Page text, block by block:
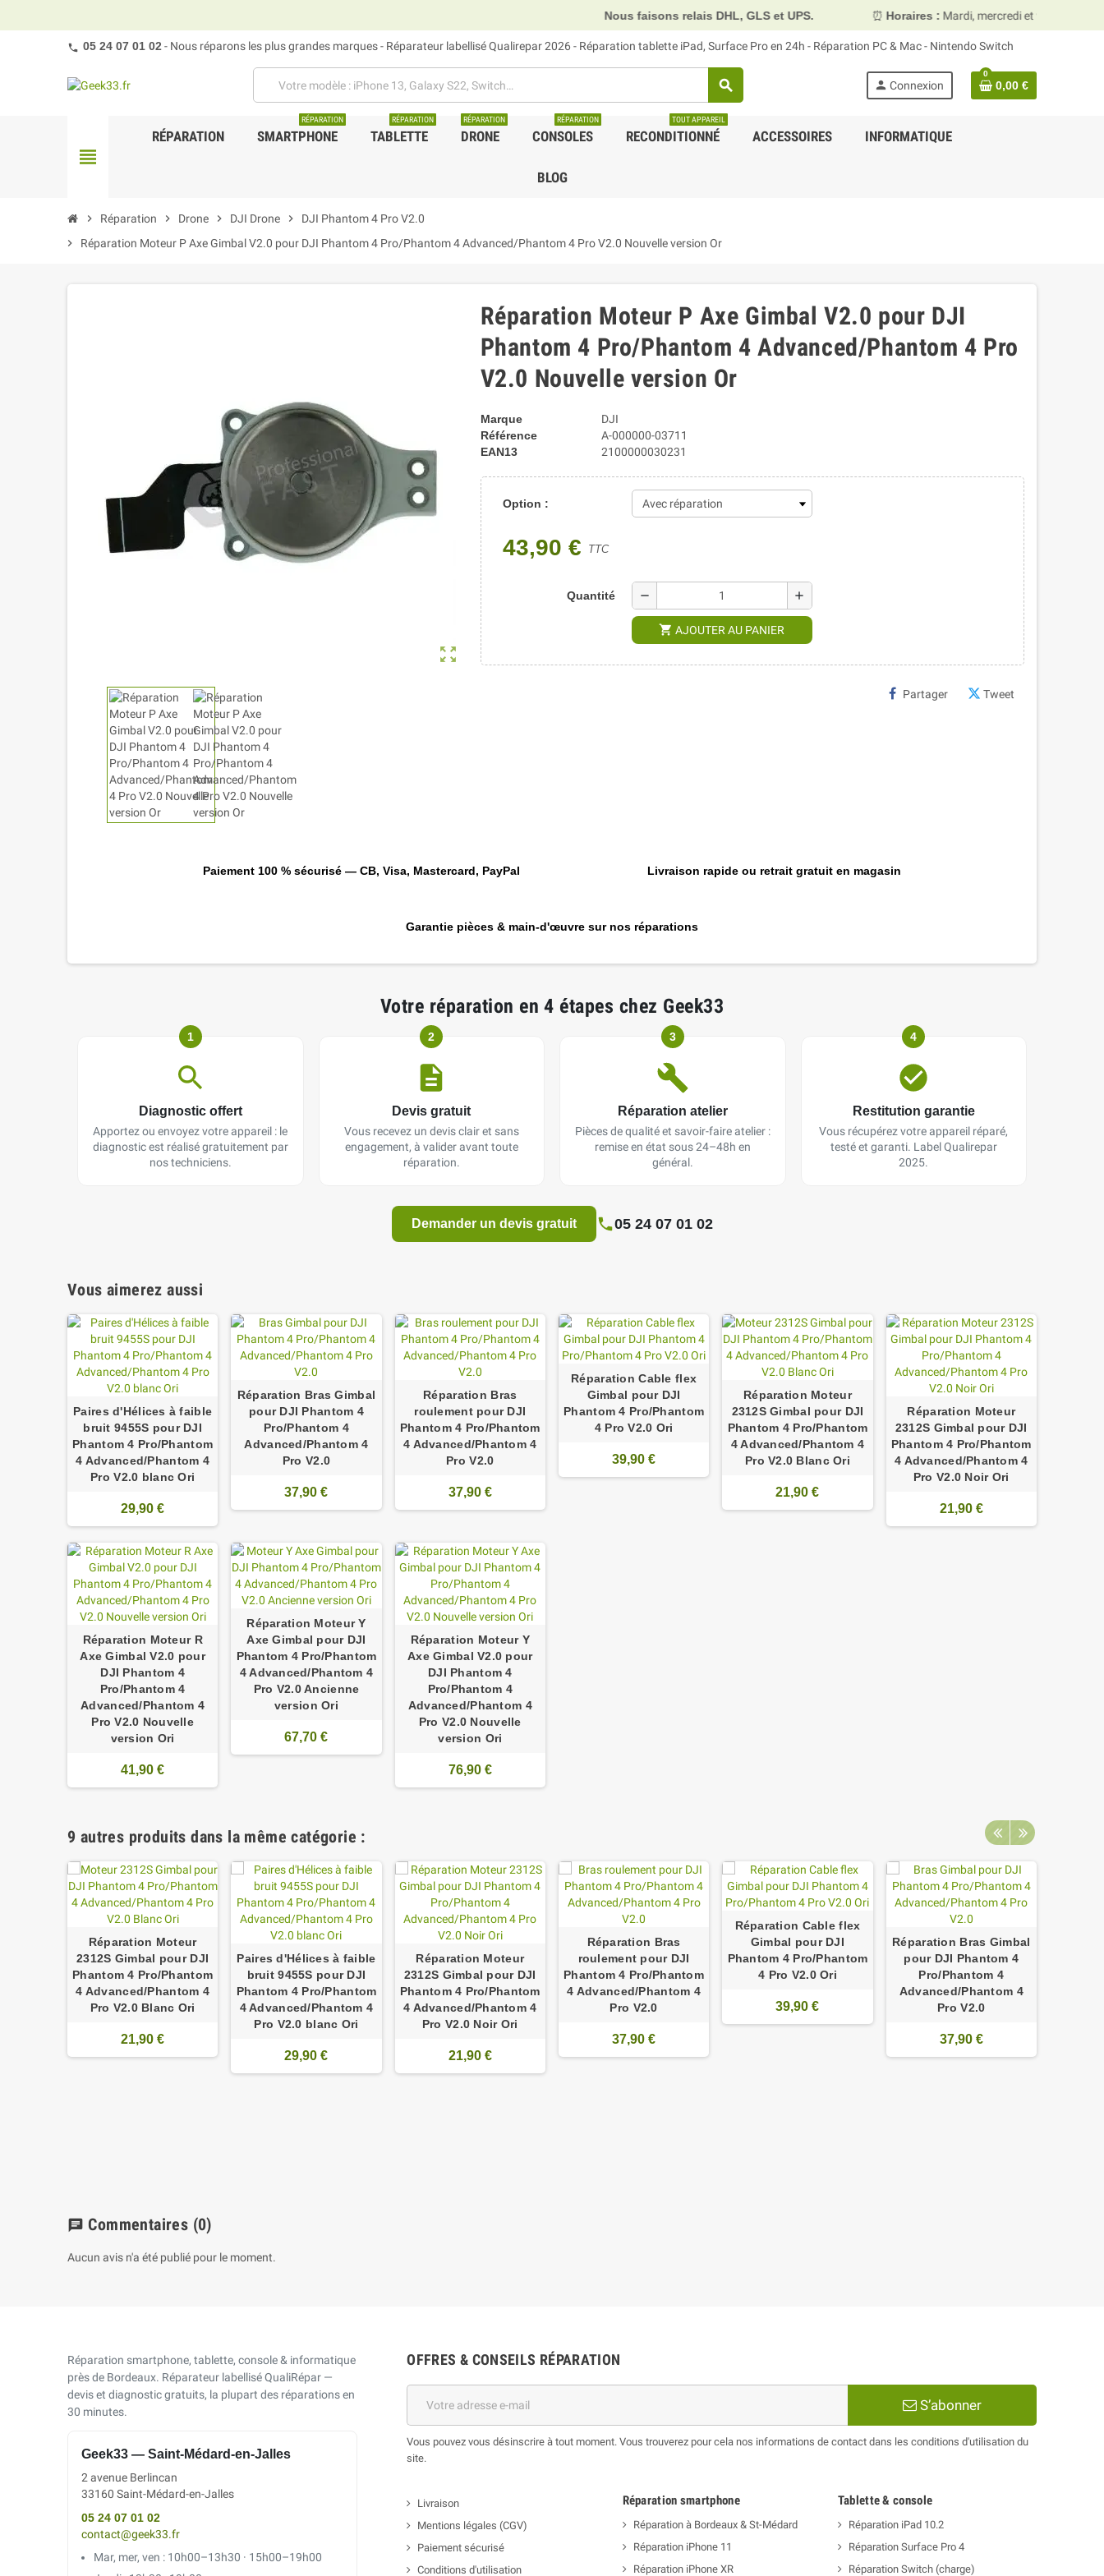
Nous faisons relais DHL, GLS et UPS. ⏰Horaires : Mardi, mercredi et vendredi 10h00–13h30 &
05 24 07 01 02- Nous réparons les plus grandes marques - Réparateur labellisé Qualirepar 2026 - Réparation tablette iPad, Surface Pro en 24h - Réparation PC & Mac - Nintendo Switch
search person Connexion
0
0,00 €
view_headline
RÉPARATION SMARTPHONE
RÉPARATION
TABLETTE
RÉPARATION
DRONE
RÉPARATION
CONSOLES
RÉPARATION
RECONDITIONNÉ
TOUT APPAREIL
ACCESSOIRES INFORMATIQUE
BLOG
chevron_right Réparation chevron_right Drone chevron_right DJI Drone chevron_right
DJI Phantom 4 Pro V2.0
chevron_right
Réparation Moteur P Axe Gimbal V2.0 pour DJI Phantom 4 Pro/Phantom 4 Advanced/Phantom 4 Pro V2.0 Nouvelle version Or
zoom_out_map
Réparation Moteur P Axe Gimbal V2.0 pour DJI
Phantom 4 Pro/Phantom 4 Advanced/Phantom 4 Pro
V2.0 Nouvelle version Or
Marque
DJI
Référence
A-000000-03711
EAN13
2100000030231
Option :
43,90 € TTC
Quantité remove add
shopping_cart AJOUTER AU PANIER
Partager Tweet
Paiement 100 % sécurisé — CB, Visa, Mastercard, PayPal Livraison rapide ou retrait gratuit en magasin
Garantie pièces & main-d'œuvre sur nos réparations
Votre réparation en 4 étapes chez Geek33
1
Diagnostic offert
Apportez ou envoyez votre appareil : le
diagnostic est réalisé gratuitement par
nos techniciens.
2
Devis gratuit
Vous recevez un devis clair et sans
engagement, à valider avant toute
réparation.
3
Réparation atelier
Pièces de qualité et savoir-faire atelier :
remise en état sous 24–48h en
général.
4
Restitution garantie
Vous récupérez votre appareil réparé,
testé et garanti. Label Qualirepar
2025.
Demander un devis gratuit 05 24 07 01 02
Vous aimerez aussi
Paires d'Hélices à faible
bruit 9455S pour DJI
Phantom 4 Pro/Phantom
4 Advanced/Phantom 4
Pro V2.0 blanc Ori
29,90 €
Réparation Bras Gimbal
pour DJI Phantom 4
Pro/Phantom 4
Advanced/Phantom 4
Pro V2.0
37,90 €
Réparation Bras
roulement pour DJI
Phantom 4 Pro/Phantom
4 Advanced/Phantom 4
Pro V2.0
37,90 €
Réparation Cable flex
Gimbal pour DJI
Phantom 4 Pro/Phantom
4 Pro V2.0 Ori
39,90 €
Réparation Moteur
2312S Gimbal pour DJI
Phantom 4 Pro/Phantom
4 Advanced/Phantom 4
Pro V2.0 Blanc Ori
21,90 €
Réparation Moteur
2312S Gimbal pour DJI
Phantom 4 Pro/Phantom
4 Advanced/Phantom 4
Pro V2.0 Noir Ori
21,90 €
Réparation Moteur R
Axe Gimbal V2.0 pour
DJI Phantom 4
Pro/Phantom 4
Advanced/Phantom 4
Pro V2.0 Nouvelle
version Ori
41,90 €
Réparation Moteur Y
Axe Gimbal pour DJI
Phantom 4 Pro/Phantom
4 Advanced/Phantom 4
Pro V2.0 Ancienne
version Ori
67,70 €
Réparation Moteur Y
Axe Gimbal V2.0 pour
DJI Phantom 4
Pro/Phantom 4
Advanced/Phantom 4
Pro V2.0 Nouvelle
version Ori
76,90 €
9 autres produits dans la même catégorie :
Réparation Moteur
2312S Gimbal pour DJI
Phantom 4 Pro/Phantom
4 Advanced/Phantom 4
Pro V2.0 Blanc Ori
21,90 €
Paires d'Hélices à faible
bruit 9455S pour DJI
Phantom 4 Pro/Phantom
4 Advanced/Phantom 4
Pro V2.0 blanc Ori
29,90 €
Réparation Moteur
2312S Gimbal pour DJI
Phantom 4 Pro/Phantom
4 Advanced/Phantom 4
Pro V2.0 Noir Ori
21,90 €
Réparation Bras
roulement pour DJI
Phantom 4 Pro/Phantom
4 Advanced/Phantom 4
Pro V2.0
37,90 €
Réparation Cable flex
Gimbal pour DJI
Phantom 4 Pro/Phantom
4 Pro V2.0 Ori
39,90 €
Réparation Bras Gimbal
pour DJI Phantom 4
Pro/Phantom 4
Advanced/Phantom 4
Pro V2.0
37,90 €
chat Commentaires (0)
Aucun avis n'a été publié pour le moment.
Réparation smartphone, tablette, console & informatique
près de Bordeaux. Réparateur labellisé QualiRépar —
devis et diagnostic gratuits, la plupart des réparations en
30 minutes.
Geek33 — Saint-Médard-en-Jalles
2 avenue Berlincan
33160 Saint-Médard-en-Jalles
05 24 07 01 02
contact@geek33.fr
Mar, mer, ven : 10h00–13h30 · 15h00–19h00
OFFRES & CONSEILS RÉPARATION
S’abonner
Vous pouvez vous désinscrire à tout moment. Vous trouverez pour cela nos informations de contact dans les conditions d'utilisation du
site.
Livraison
Mentions légales (CGV)
Paiement sécurisé
Conditions d'utilisation
Réparation smartphone
Réparation à Bordeaux & St-Médard
Réparation iPhone 11
Réparation iPhone XR
Tablette & console
Réparation iPad 10.2
Réparation Surface Pro 4
Réparation Switch (charge)